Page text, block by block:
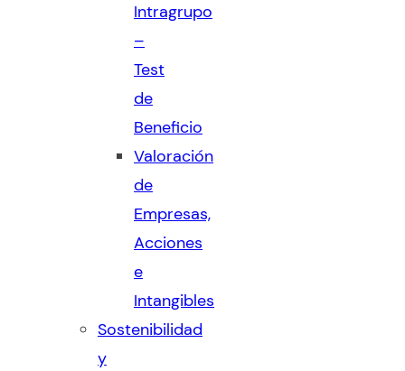
Intragrupo
–
Test
de
Beneficio
Valoración
de
Empresas,
Acciones
e
Intangibles
Sostenibilidad
y